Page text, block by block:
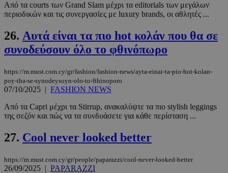
Από τα courts των Grand Slam μέχρι τα editorials των μεγάλων
περιοδικών και τις συνεργασίες με luxury brands, οι αθλητές ...
26. Αυτά είναι τα πιο hot κολάν που θα σε
συνοδεύσουν όλο το φθινόπωρο
https://m.must.com.cy/gr/fashion/fashion-news/ayta-einai-ta-pio-hot-kolan-
poy-tha-se-synodeysoyn-olo-to-fthinoporo
07/10/2025 | FASHION NEWS
Από τα Capri μέχρι τα Stirrup, ανακαλύψτε τα πιο stylish leggings
της σεζόν και πώς να τα συνδυάσετε για κάθε περίσταση ...
27. Cool never looked better
https://m.must.com.cy/gr/people/paparazzi/cool-never-looked-better
26/09/2025 | PAPARAZZI
PHPSESSID
PHP.net
www.must.com.cy
συνεδρία